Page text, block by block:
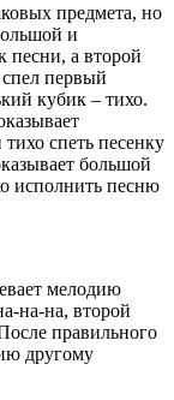
предмета, но
и
песни, а второй
первый
кубик – тихо.
спеть песенку
большой
исполнить песню
мелодию
на-на, второй
правильного
другому